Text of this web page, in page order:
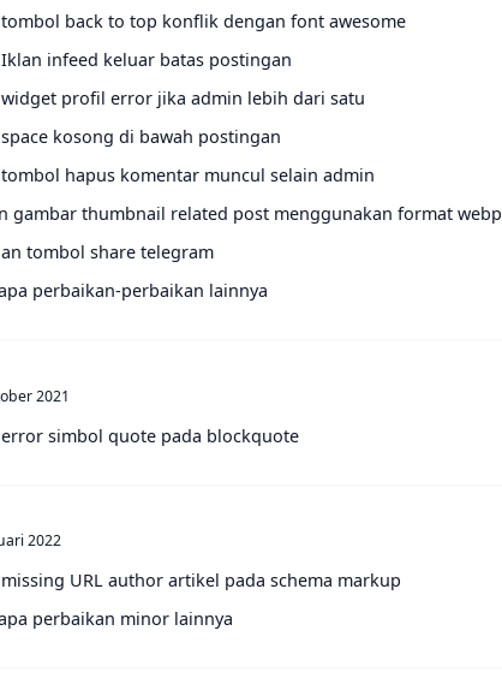
back to top konflik dengan font awesome
infeed keluar batas postingan
profil error jika admin lebih dari satu
kosong di bawah postingan
hapus komentar muncul selain admin
gambar thumbnail related post menggunakan format webp
tombol share telegram
perbaikan-perbaikan lainnya
2021
simbol quote pada blockquote
2022
URL author artikel pada schema markup
perbaikan minor lainnya